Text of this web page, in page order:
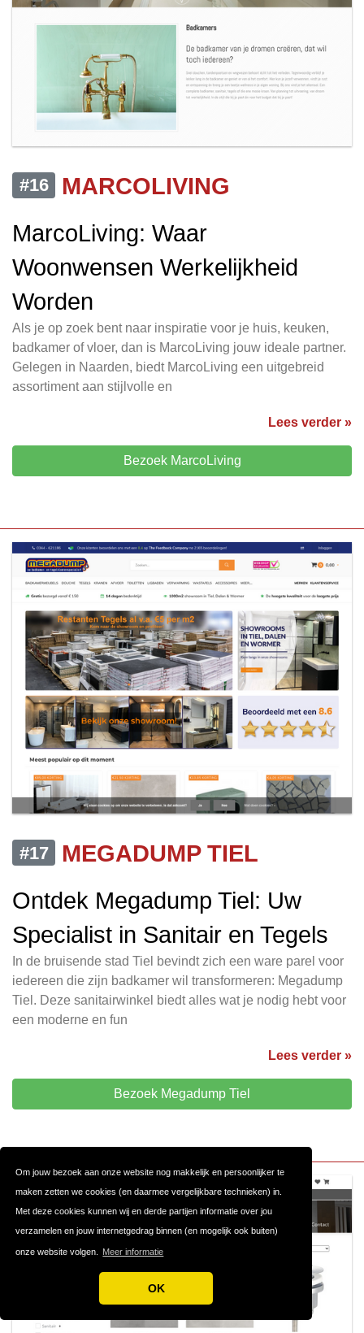
Om jouw bezoek aan onze website nog makkelijk en persoonlijker te
maken zetten we cookies (en daarmee vergelijkbare technieken) in.
Met deze cookies kunnen wij en derde partijen informatie over jou
verzamelen en jouw internetgedrag binnen (en mogelijk ook buiten)
onze website volgen. Meer informatie
OK
#16
MARCOLIVING
MarcoLiving: Waar
Woonwensen Werkelijkheid
Worden
Als je op zoek bent naar inspiratie voor je huis, keuken,
badkamer of vloer, dan is MarcoLiving jouw ideale partner.
Gelegen in Naarden, biedt MarcoLiving een uitgebreid
assortiment aan stijlvolle en
Lees verder »
Bezoek MarcoLiving
#17
MEGADUMP TIEL
Ontdek Megadump Tiel: Uw
Specialist in Sanitair en Tegels
In de bruisende stad Tiel bevindt zich een ware parel voor
iedereen die zijn badkamer wil transformeren: Megadump
Tiel. Deze sanitairwinkel biedt alles wat je nodig hebt voor
een moderne en fun
Lees verder »
Bezoek Megadump Tiel